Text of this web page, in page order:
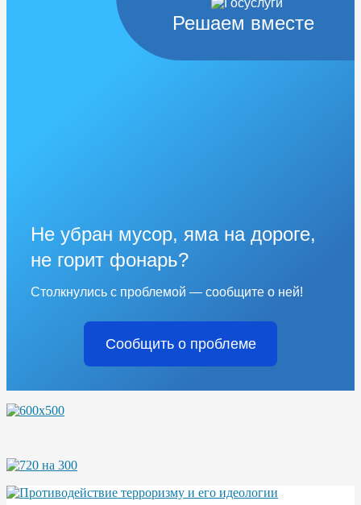
Решаем вместе
Не убран мусор, яма на дороге,
не горит фонарь?
Столкнулись с проблемой — сообщите о ней!
Сообщить о проблеме